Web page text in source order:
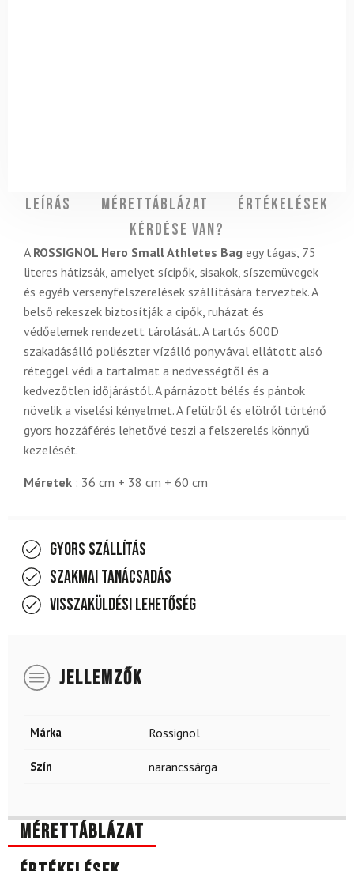
Leírás Mérettáblázat
Értékelések
Kérdése van?
A ROSSIGNOL Hero Small Athletes Bag egy tágas, 75
literes hátizsák, amelyet sícipők, sisakok, síszemüvegek
és egyéb versenyfelszerelések szállítására terveztek. A
belső rekeszek biztosítják a cipők, ruházat és
védőelemek rendezett tárolását. A tartós 600D
szakadásálló poliészter vízálló ponyvával ellátott alsó
réteggel védi a tartalmat a nedvességtől és a
kedvezőtlen időjárástól. A párnázott bélés és pántok
növelik a viselési kényelmet. A felülről és elölről történő
gyors hozzáférés lehetővé teszi a felszerelés könnyű
kezelését.
Méretek : 36 cm + 38 cm + 60 cm
Gyors szállítás
Szakmai tanácsadás
Visszaküldési lehetőség
JELLEMZŐK
Márka Rossignol
Szín narancssárga
Mérettáblázat